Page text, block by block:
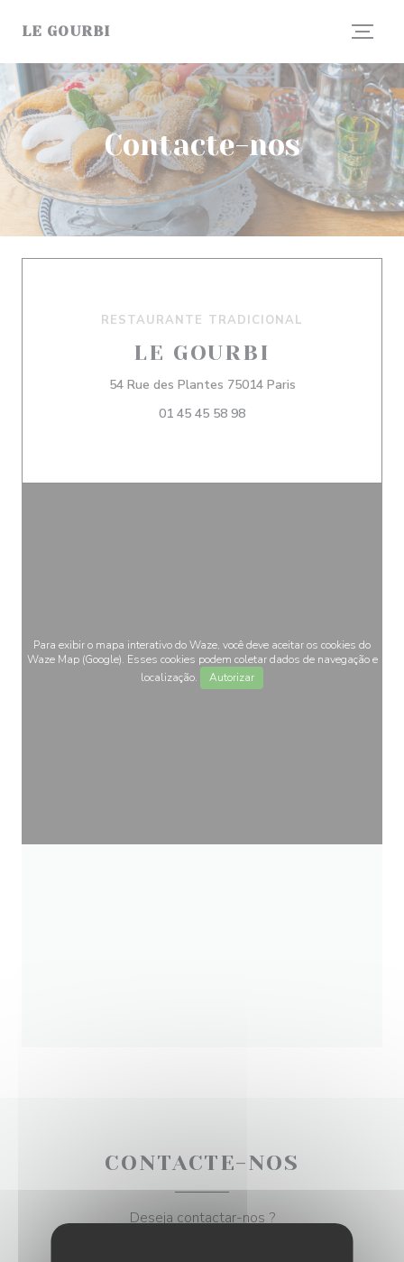
LE GOURBI
Contacte-nos
RESTAURANTE TRADICIONAL
LE GOURBI
54 Rue des Plantes 75014 Paris((abre numa nova
01 45 45 58 98
Para exibir o mapa interativo do Waze, você deve aceitar os cookies do
Waze Map (Google). Esses cookies podem coletar dados de navegação e
localização.
Autorizar
CONTACTE-NOS
Deseja contactar-nos ?